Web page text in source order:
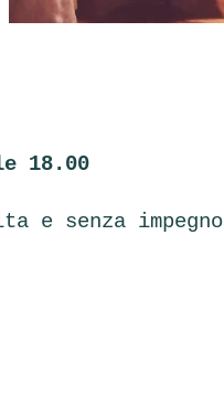
18.00
e senza impegno